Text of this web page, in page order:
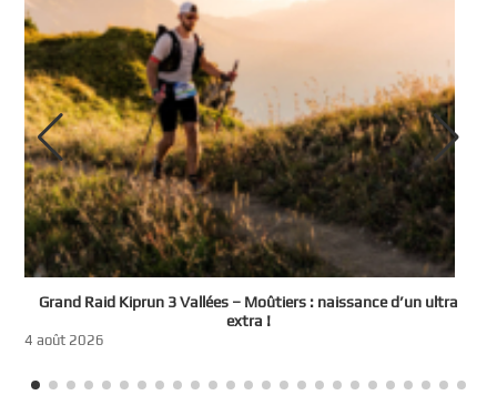
Grand Raid Kiprun 3 Vallées – Moûtiers : naissance d’un ultra
extra !
4 août 2026